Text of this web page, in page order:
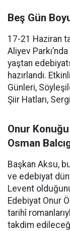
Beş Gün
17-21 Haziran
Aliyev
yaştan
hazırlandı.
Günleri,
Şiir Hatları,
Onur
Osman
Başkan Aksu,
ve edebiyat
Levent
Edebiyat Onur
tarihî
takdim